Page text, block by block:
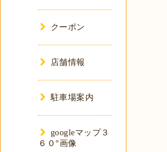
クーポン
店舗情報
駐車場案内
googleマップ３
６０°画像